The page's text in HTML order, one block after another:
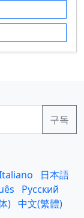
日本語
Русский
) 中文(繁體)